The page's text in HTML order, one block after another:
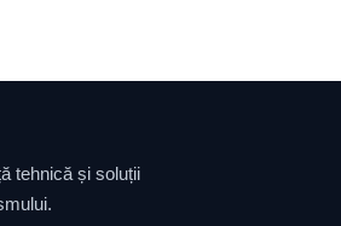
tehnică și soluții